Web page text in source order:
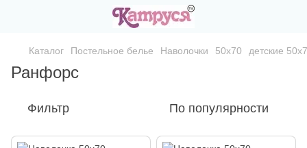
Каталог Постельное белье Наволочки 50х70 детские
Ранфорс
Фильтр По популярности